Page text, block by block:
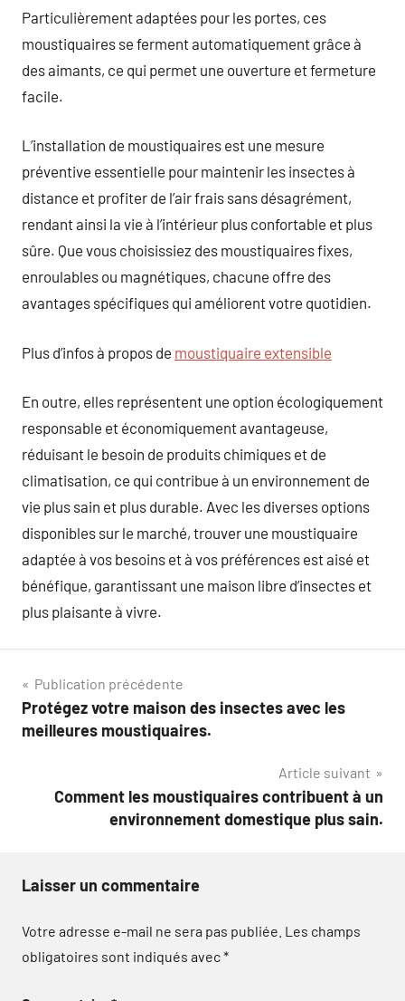
Particulièrement adaptées pour les portes, ces
moustiquaires se ferment automatiquement grâce à
des aimants, ce qui permet une ouverture et fermeture
facile.
L’installation de moustiquaires est une mesure
préventive essentielle pour maintenir les insectes à
distance et profiter de l’air frais sans désagrément,
rendant ainsi la vie à l’intérieur plus confortable et plus
sûre. Que vous choisissiez des moustiquaires fixes,
enroulables ou magnétiques, chacune offre des
avantages spécifiques qui améliorent votre quotidien.
Plus d’infos à propos de moustiquaire extensible
En outre, elles représentent une option écologiquement
responsable et économiquement avantageuse,
réduisant le besoin de produits chimiques et de
climatisation, ce qui contribue à un environnement de
vie plus sain et plus durable. Avec les diverses options
disponibles sur le marché, trouver une moustiquaire
adaptée à vos besoins et à vos préférences est aisé et
bénéfique, garantissant une maison libre d’insectes et
plus plaisante à vivre.
Navigation
de
Publication précédente
Protégez votre maison des insectes avec les
meilleures moustiquaires.
Article suivant
Comment les moustiquaires contribuent à un
environnement domestique plus sain.
Laisser un commentaire
Votre adresse e-mail ne sera pas publiée. Les champs
obligatoires sont indiqués avec*